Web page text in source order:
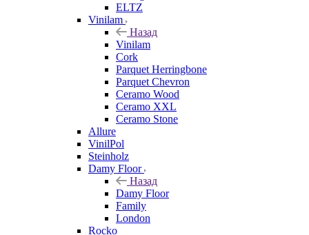
ELTZ
Vinilam
Назад
Vinilam
Cork
Parquet Herringbone
Parquet Chevron
Ceramo Wood
Ceramo XXL
Ceramo Stone
Allure
VinilPol
Steinholz
Damy Floor
Назад
Damy Floor
Family
London
Rocko